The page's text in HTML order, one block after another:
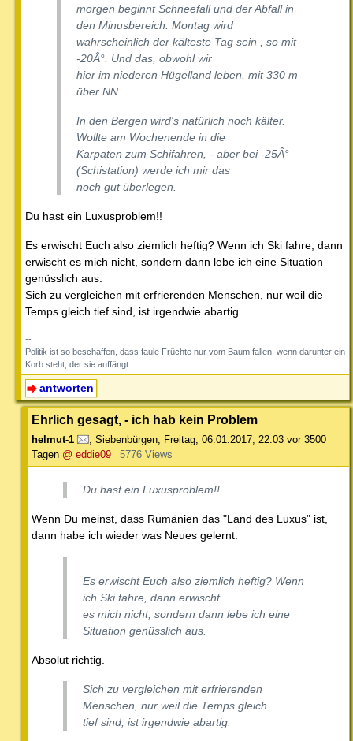
morgen beginnt Schneefall und der Abfall in
den Minusbereich. Montag wird
wahrscheinlich der kälteste Tag sein , so mit
-20Â°. Und das, obwohl wir
hier im niederen Hügelland leben, mit 330 m
über NN.
In den Bergen wird's natürlich noch kälter.
Wollte am Wochenende in die
Karpaten zum Schifahren, - aber bei -25Â°
(Schistation) werde ich mir das
noch gut überlegen.
Du hast ein Luxusproblem!!
Es erwischt Euch also ziemlich heftig? Wenn ich Ski fahre, dann
erwischt es mich nicht, sondern dann lebe ich eine Situation
genüsslich aus.
Sich zu vergleichen mit erfrierenden Menschen, nur weil die
Temps gleich tief sind, ist irgendwie abartig.
--
Politik ist so beschaffen, dass faule Früchte nur vom Baum fallen, wenn darunter ein
Korb steht, der sie auffängt.
antworten
Ehrlich gesagt, - ich hab kein Problem
helmut-1 , Siebenbürgen, Freitag, 06.01.2017, 22:03 vor 3500
Tagen @ eddie09 5776 Views
Du hast ein Luxusproblem!!
Wenn Du meinst, dass Rumänien das "Land des Luxus" ist,
dann habe ich wieder was Neues gelernt.
Es erwischt Euch also ziemlich heftig? Wenn
ich Ski fahre, dann erwischt
es mich nicht, sondern dann lebe ich eine
Situation genüsslich aus.
Absolut richtig.
Sich zu vergleichen mit erfrierenden
Menschen, nur weil die Temps gleich
tief sind, ist irgendwie abartig.